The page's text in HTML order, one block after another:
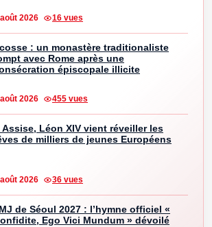
2026 16 vues
: un monastère traditionaliste
avec Rome après une
épiscopale illicite
2026 455 vues
Assise, Léon XIV vient réveiller les
de milliers de jeunes Européens
2026 36 vues
de Séoul 2027 : l’hymne officiel «
Ego Vici Mundum » dévoilé